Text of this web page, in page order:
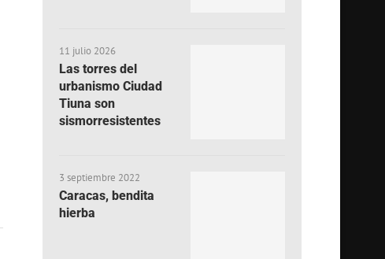
11 julio 2026
Las torres del
urbanismo Ciudad
Tiuna son
sismorresistentes
3 septiembre 2022
Caracas, bendita
hierba